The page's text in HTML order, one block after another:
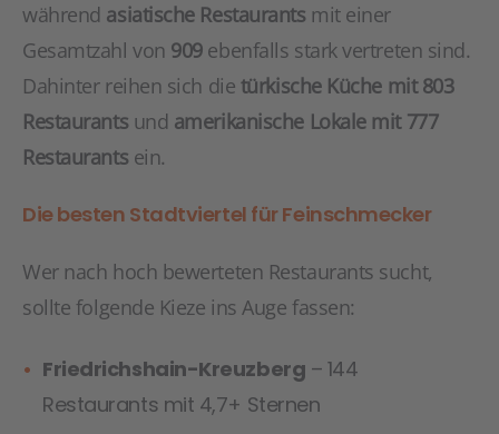
während asiatische Restaurants mit einer
Gesamtzahl von 909ebenfalls stark vertreten sind.
Dahinter reihen sich die türkische Küche mit 803
Restaurants und amerikanische Lokale mit 777
Restaurants ein.
Die besten Stadtviertel für Feinschmecker
Wer nach hoch bewerteten Restaurants sucht,
sollte folgende Kieze ins Auge fassen:
Friedrichshain-Kreuzberg – 144
Restaurants mit 4,7+ Sternen